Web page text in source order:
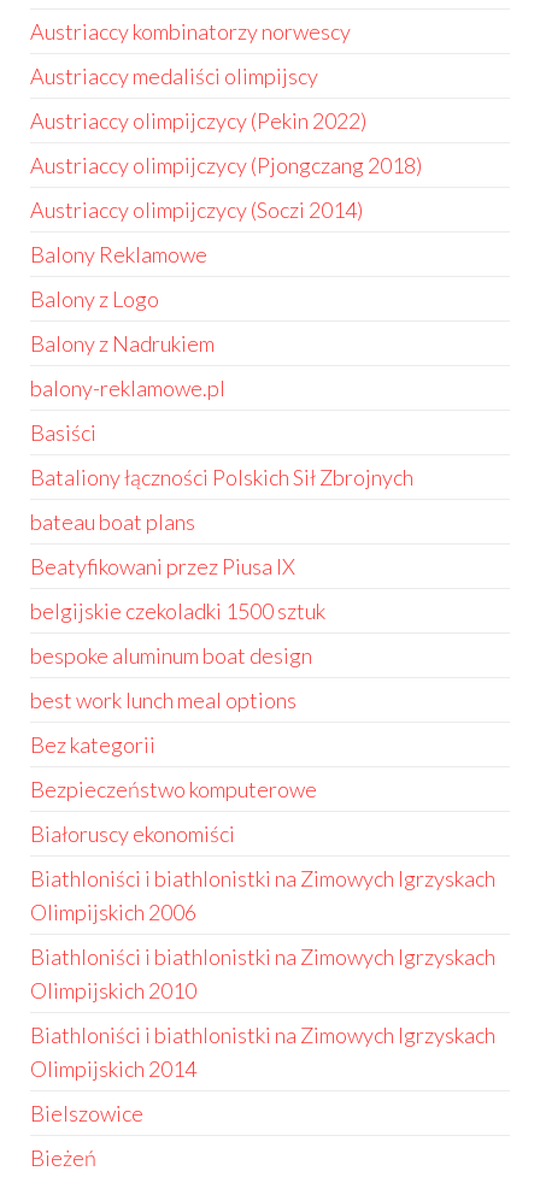
Austriaccy kombinatorzy norwescy
Austriaccy medaliści olimpijscy
Austriaccy olimpijczycy (Pekin 2022)
Austriaccy olimpijczycy (Pjongczang 2018)
Austriaccy olimpijczycy (Soczi 2014)
Balony Reklamowe
Balony z Logo
Balony z Nadrukiem
balony-reklamowe.pl
Basiści
Bataliony łączności Polskich Sił Zbrojnych
bateau boat plans
Beatyfikowani przez Piusa IX
belgijskie czekoladki 1500 sztuk
bespoke aluminum boat design
best work lunch meal options
Bez kategorii
Bezpieczeństwo komputerowe
Białoruscy ekonomiści
Biathloniści i biathlonistki na Zimowych Igrzyskach
Olimpijskich 2006
Biathloniści i biathlonistki na Zimowych Igrzyskach
Olimpijskich 2010
Biathloniści i biathlonistki na Zimowych Igrzyskach
Olimpijskich 2014
Bielszowice
Bieżeń